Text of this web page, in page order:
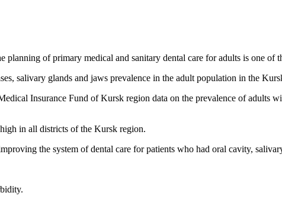
of primary medical and sanitary dental care for adults is one of
salivary glands and jaws prevalence in the adult population in the
Insurance Fund of Kursk region data on the prevalence of adults
in all districts of the Kursk region.
the system of dental care for patients who had oral cavity,